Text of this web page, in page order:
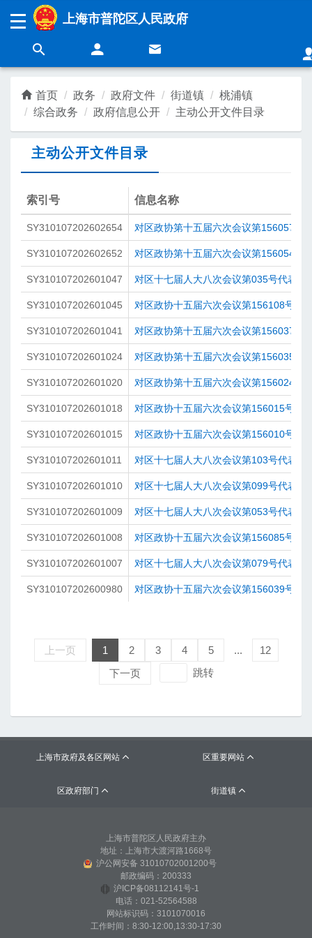
无障碍操作说明
上海城市精神：
民生 互动
上海市普陀区人民政府
首页 政务 政府文件 街道镇
桃浦镇
综合政务
政府信息公开 主动公开文件目录
主动公开文件目录
索引号 信息名称
SY310107202602654 对区政协第十五届六次会议第156057号
SY310107202602652 对区政协第十五届六次会议第156054号
SY310107202601047 对区十七届人大八次会议第035号代表建
SY310107202601045 对区政协十五届六次会议第156108号提
SY310107202601041 对区政协第十五届六次会议第156037号
SY310107202601024 对区政协第十五届六次会议第156035号
SY310107202601020 对区政协第十五届六次会议第156024号
SY310107202601018 对区政协十五届六次会议第156015号提
SY310107202601015 对区政协十五届六次会议第156010号提
SY310107202601011 对区十七届人大八次会议第103号代表建
SY310107202601010 对区十七届人大八次会议第099号代表建
SY310107202601009 对区十七届人大八次会议第053号代表建
SY310107202601008 对区政协十五届六次会议第156085号提
SY310107202601007 对区十七届人大八次会议第079号代表建
SY310107202600980 对区政协十五届六次会议第156039号提
上一页 1 2 3 4 5 ...
12
下一页
跳转
上海市政府及各区网站  区重要网站 
区政府部门  街道镇 
上海市普陀区人民政府主办
地址：上海市大渡河路1668号
沪公网安备 31010702001200号
邮政编码：200333
沪ICP备08112141号-1
电话：021-52564588
网站标识码：3101070016
工作时间：8:30-12:00,13:30-17:30